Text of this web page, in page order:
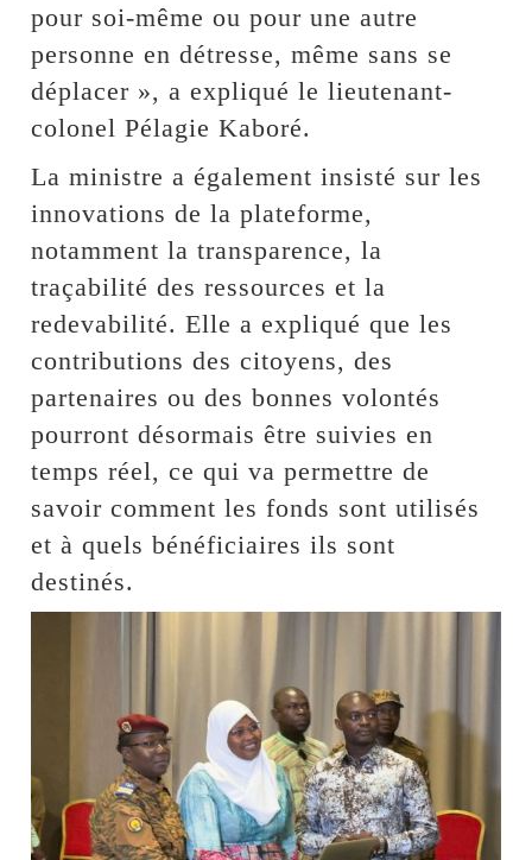
pour soi-même ou pour une autre
personne en détresse, même sans se
déplacer », a expliqué le lieutenant-
colonel Pélagie Kaboré.
La ministre a également insisté sur les
innovations de la plateforme,
notamment la transparence, la
traçabilité des ressources et la
redevabilité. Elle a expliqué que les
contributions des citoyens, des
partenaires ou des bonnes volontés
pourront désormais être suivies en
temps réel, ce qui va permettre de
savoir comment les fonds sont utilisés
et à quels bénéficiaires ils sont
destinés.